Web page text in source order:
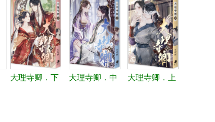
大理寺卿．下 大理寺卿．中 大理寺卿．上